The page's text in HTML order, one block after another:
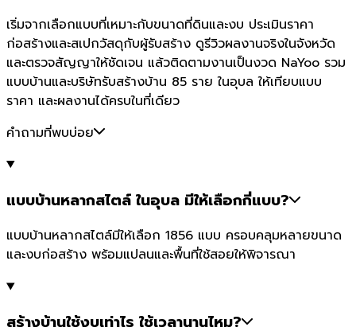
เริ่มจากเลือกแบบที่เหมาะกับขนาดที่ดินและงบ ประเมินราคา
ก่อสร้างและสเปกวัสดุกับผู้รับสร้าง ดูรีวิวผลงานจริงในจังหวัด
และตรวจสัญญาให้ชัดเจน แล้วติดตามงานเป็นงวด NaYoo รวม
แบบบ้านและบริษัทรับสร้างบ้าน 85 ราย ในอุบล ให้เทียบแบบ
ราคา และผลงานได้ครบในที่เดียว
คำถามที่พบบ่อย
แบบบ้านหลากสไตล์ ในอุบล มีให้เลือกกี่แบบ?
แบบบ้านหลากสไตล์มีให้เลือก 1856 แบบ ครอบคลุมหลายขนาด
และงบก่อสร้าง พร้อมแปลนและพื้นที่ใช้สอยให้พิจารณา
สร้างบ้านใช้งบเท่าไร ใช้เวลานานไหม?